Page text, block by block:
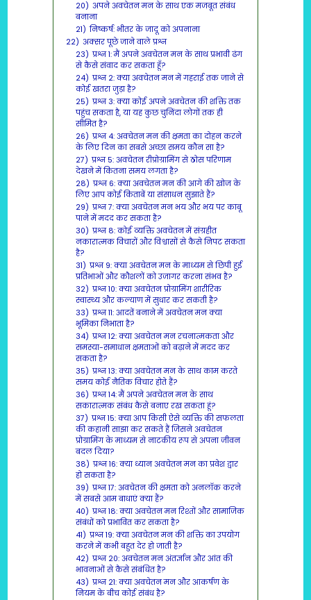
20) अपने अवचेतन मन के साथ एक मजबूत संबंध
बनाना
21) निष्कर्ष: भीतर के जादू को अपनाना
22) अक्सर पूछे जाने वाले प्रश्न
23) प्रश्न 1: मैं अपने अवचेतन मन के साथ प्रभावी ढंग
से कैसे संवाद कर सकता हूँ?
24) प्रश्न 2: क्या अवचेतन मन में गहराई तक जाने से
कोई खतरा जुड़ा है?
25) प्रश्न 3: क्या कोई अपने अवचेतन की शक्ति तक
पहुंच सकता है, या यह कुछ चुनिंदा लोगों तक ही
सीमित है?
26) प्रश्न 4: अवचेतन मन की क्षमता का दोहन करने
के लिए दिन का सबसे अच्छा समय कौन सा है?
27) प्रश्न 5: अवचेतन रीप्रोग्रामिंग से ठोस परिणाम
देखने में कितना समय लगता है?
28) प्रश्न 6: क्या अवचेतन मन की आगे की खोज के
लिए आप कोई किताबें या संसाधन सुझाते हैं?
29) प्रश्न 7: क्या अवचेतन मन भय और भय पर काबू
पाने में मदद कर सकता है?
30) प्रश्न 8: कोई व्यक्ति अवचेतन में संग्रहीत
नकारात्मक विचारों और विश्वासों से कैसे निपट सकता
है?
31) प्रश्न 9: क्या अवचेतन मन के माध्यम से छिपी हुई
प्रतिभाओं और कौशलों को उजागर करना संभव है?
32) प्रश्न 10: क्या अवचेतन प्रोग्रामिंग शारीरिक
स्वास्थ्य और कल्याण में सुधार कर सकती है?
33) प्रश्न 11: आदतें बनाने में अवचेतन मन क्या
भूमिका निभाता है?
34) प्रश्न 12: क्या अवचेतन मन रचनात्मकता और
समस्या-समाधान क्षमताओं को बढ़ाने में मदद कर
सकता है?
35) प्रश्न 13: क्या अवचेतन मन के साथ काम करते
समय कोई नैतिक विचार होते हैं?
36) प्रश्न 14: मैं अपने अवचेतन मन के साथ
सकारात्मक संबंध कैसे बनाए रख सकता हूं?
37) प्रश्न 15: क्या आप किसी ऐसे व्यक्ति की सफलता
की कहानी साझा कर सकते हैं जिसने अवचेतन
प्रोग्रामिंग के माध्यम से नाटकीय रूप से अपना जीवन
बदल दिया?
38) प्रश्न 16: क्या ध्यान अवचेतन मन का प्रवेश द्वार
हो सकता है?
39) प्रश्न 17: अवचेतन की क्षमता को अनलॉक करने
में सबसे आम बाधाएं क्या हैं?
40) प्रश्न 18: क्या अवचेतन मन रिश्तों और सामाजिक
संबंधों को प्रभावित कर सकता है?
41) प्रश्न 19: क्या अवचेतन मन की शक्ति का उपयोग
करने में कभी बहुत देर हो जाती है?
42) प्रश्न 20: अवचेतन मन अंतर्ज्ञान और आंत की
भावनाओं से कैसे संबंधित है?
43) प्रश्न 21: क्या अवचेतन मन और आकर्षण के
नियम के बीच कोई संबंध है?